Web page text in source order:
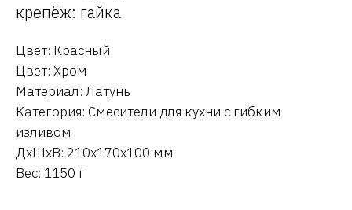
крепёж: гайка
Цвет: Красный
Цвет: Хром
Материал: Латунь
Категория: Смесители для кухни с гибким
изливом
ДxШxВ: 210x170x100 мм
Вес: 1150 г